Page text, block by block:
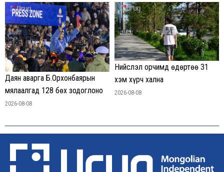
Даян аварга Б.Орхонбаярын
мялаалгад 128 бөх зодоглоно
2026-08-08
Нийслэл орчимд өдөртөө 31
хэм хүрч хална
2026-08-08